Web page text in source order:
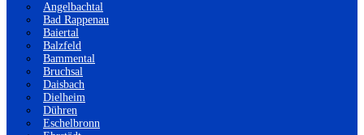
Angelbachtal
Bad Rappenau
Baiertal
Balzfeld
Bammental
Bruchsal
Daisbach
Dielheim
Dühren
Eschelbronn